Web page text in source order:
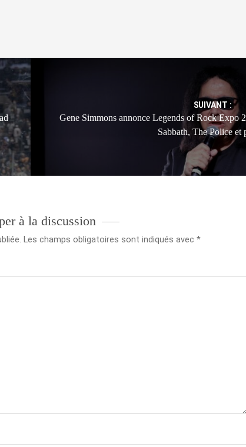
SUIVANT :
Gene Simmons annonce Legends of Rock Expo
Sabbath, The Police et
à la discussion
Les champs obligatoires sont indiqués avec *